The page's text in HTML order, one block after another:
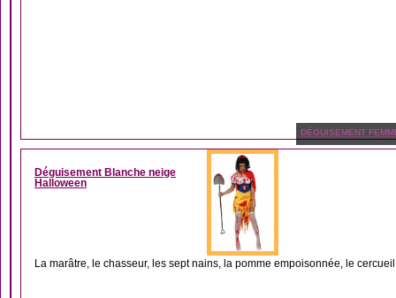
DÉGUISEMENT
Déguisement Blanche neige
Halloween
La marâtre, le chasseur, les sept nains, la pomme empoisonnée, le